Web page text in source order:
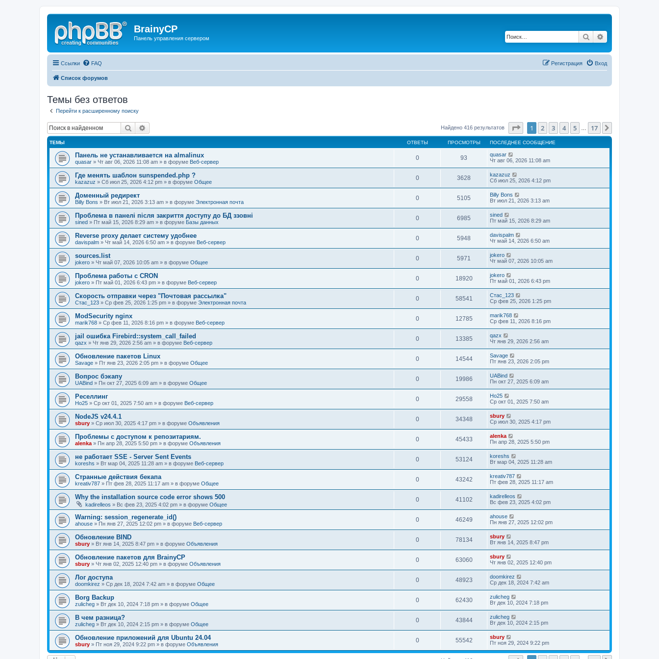
BrainyCP
Панель управления сервером Поиск
Ссылки FAQ Вход
Регистрация
Список форумов
Темы без ответов
Перейти к расширенному поиску
Поиск Найдено 416 результатов Страница1 из 17
1 2 3 4 5 17
ТЕМЫ ОТВЕТЫ ПРОСМОТРЫ ПОСЛЕДНЕЕ СООБЩЕНИЕ
Панель не устанавливается на almalinux
quasar » Чт авг 06, 2026 11:08 am » в форуме Веб-сервер
0 93
quasar
Чт авг 06, 2026 11:08 am
Где менять шаблон sunspended.php ?
kazazuz » Сб июл 25, 2026 4:12 pm » в форуме Общее
0 3628
kazazuz
Сб июл 25, 2026 4:12 pm
Доменный редирект
Billy Bons » Вт июл 21, 2026 3:13 am » в форуме Электронная почта
0 5105
Billy Bons
Вт июл 21, 2026 3:13 am
Проблема в панелі після закриття доступу до БД ззовні
sined » Пт май 15, 2026 8:29 am » в форуме Базы данных
0 6985
sined
Пт май 15, 2026 8:29 am
Reverse proxy делает систему удобнее
davispalm » Чт май 14, 2026 6:50 am » в форуме Веб-сервер
0 5948
davispalm
Чт май 14, 2026 6:50 am
sources.list
jokero » Чт май 07, 2026 10:05 am » в форуме Общее
0 5971
jokero
Чт май 07, 2026 10:05 am
Проблема работы с CRON
jokero » Пт май 01, 2026 6:43 pm » в форуме Веб-сервер
0 18920
jokero
Пт май 01, 2026 6:43 pm
Скорость отправки через "Почтовая рассылка"
Стас_123 » Ср фев 25, 2026 1:25 pm » в форуме Электронная почта
0 58541
Стас_123
Ср фев 25, 2026 1:25 pm
ModSecurity nginx
marik768 » Ср фев 11, 2026 8:16 pm » в форуме Веб-сервер
0 12785
marik768
Ср фев 11, 2026 8:16 pm
jail ошибка Firebird::system_call_failed
qazx » Чт янв 29, 2026 2:56 am » в форуме Веб-сервер
0 13385
qazx
Чт янв 29, 2026 2:56 am
Обновление пакетов Linux
Savage » Пт янв 23, 2026 2:05 pm » в форуме Общее
0 14544
Savage
Пт янв 23, 2026 2:05 pm
Вопрос бэкапу
UABind » Пн окт 27, 2025 6:09 am » в форуме Общее
0 19986
UABind
Пн окт 27, 2025 6:09 am
Реселлинг
Ho25 » Ср окт 01, 2025 7:50 am » в форуме Веб-сервер
0 29558
Ho25
Ср окт 01, 2025 7:50 am
NodeJS v24.4.1
sbury » Ср июл 30, 2025 4:17 pm » в форуме Объявления
0 34348
sbury
Ср июл 30, 2025 4:17 pm
Проблемы с доступом к репозитариям.
alenka » Пн апр 28, 2025 5:50 pm » в форуме Объявления
0 45433
alenka
Пн апр 28, 2025 5:50 pm
не работает SSE - Server Sent Events
koreshs » Вт мар 04, 2025 11:28 am » в форуме Веб-сервер
0 53124
koreshs
Вт мар 04, 2025 11:28 am
Странные действия бекапа
kreativ787 » Пт фев 28, 2025 11:17 am » в форуме Общее
0 43242
kreativ787
Пт фев 28, 2025 11:17 am
Why the installation source code error shows 500
kadirelleos » Вс фев 23, 2025 4:02 pm » в форуме Общее
0 41102
kadirelleos
Вс фев 23, 2025 4:02 pm
Warning: session_regenerate_id()
ahouse » Пн янв 27, 2025 12:02 pm » в форуме Веб-сервер
0 46249
ahouse
Пн янв 27, 2025 12:02 pm
Обновление BIND
sbury » Вт янв 14, 2025 8:47 pm » в форуме Объявления
0 78134
sbury
Вт янв 14, 2025 8:47 pm
Oбновление пакетов для BrainyCP
sbury » Чт янв 02, 2025 12:40 pm » в форуме Объявления
0 63060
sbury
Чт янв 02, 2025 12:40 pm
Лог доступа
doomkirez » Ср дек 18, 2024 7:42 am » в форуме Общее
0 48923
doomkirez
Ср дек 18, 2024 7:42 am
Borg Backup
zulicheg » Вт дек 10, 2024 7:18 pm » в форуме Общее
0 62430
zulicheg
Вт дек 10, 2024 7:18 pm
В чем разница?
zulicheg » Вт дек 10, 2024 2:15 pm » в форуме Общее
0 43844
zulicheg
Вт дек 10, 2024 2:15 pm
Обновление приложений для Ubuntu 24.04
sbury » Пт ноя 29, 2024 9:22 pm » в форуме Объявления
0 55542
sbury
Пт ноя 29, 2024 9:22 pm